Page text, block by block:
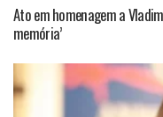
Ato em homenagem a
memória’